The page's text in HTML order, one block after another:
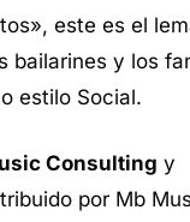
este es el
bailarines y los
estilo Social.
Consulting y
por Mb